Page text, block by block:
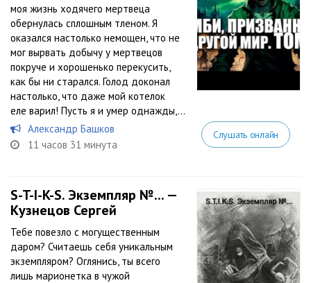
моя жизнь ходячего мертвеца
обернулась сплошным тленом. Я
оказался настолько немощен, что не
мог вырвать добычу у мертвецов
покруче и хорошенько перекусить,
как бы ни старался. Голод доконал
настолько, что даже мой котелок
еле варил! Пусть я и умер однажды,...
Александр Башков
11 часов 31 минута
Слушать онлайн
S-T-I-K-S. Экземпляр №... —
Кузнецов Сергей
Тебе повезло с могущественным
даром? Считаешь себя уникальным
экземпляром? Оглянись, ты всего
лишь марионетка в чужой